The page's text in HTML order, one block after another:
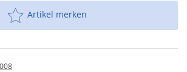
Artikel merken